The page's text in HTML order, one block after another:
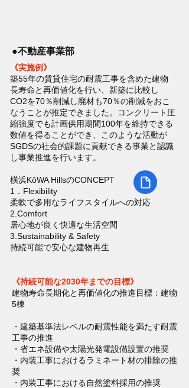
●不動産事業部
《実施例》
築55年の賃貸住宅の耐震工事を含めた建物
長寿命と再価値化を行い、新築に比較し
CO2を70％削減し廃材も70％の削減をおこ
なうことが推定できました。コンクリート圧
縮強度でも計画供用期間100年を維持できる
数値を得ることができ、このような活動が
SGDSの社会的課題に貢献できる事業と認識
し事業推進を行います。
橫浜KōWA HillsのCONCEPT
1．Flexibility
柔軟で多用なライフスタイルへの対応
2.Comfort
居心地が良く快適な生活空間
3.Sustainability & Safety
持続可能で安心な建物再生​
《持続可能な2030年までの目標》
建物寿命長期化と再価値化の推進目標：建物
5棟
・建築基準法レベルの耐震性能を満たす耐震
工事の推進
・省エネ設備や太陽光発電設備設置の推奨
・内装工事におけるラミネート材の排除の推
奨
・内装工事における自然塗料採用の推奨